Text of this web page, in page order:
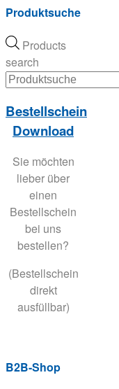
Produktsuche
Products
search
Bestellschein
Download
Sie möchten
lieber über
einen
Bestellschein
bei uns
bestellen?
(Bestellschein
direkt
ausfüllbar)
B2B-Shop